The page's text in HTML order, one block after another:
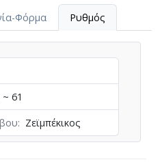
για το παιδί µου
Φόρμα Ρυθμός
61
Ζεϊμπέκικος